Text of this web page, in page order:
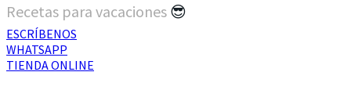
Recetas para vacaciones 😎
ESCRÍBENOS
WHATSAPP
TIENDA ONLINE